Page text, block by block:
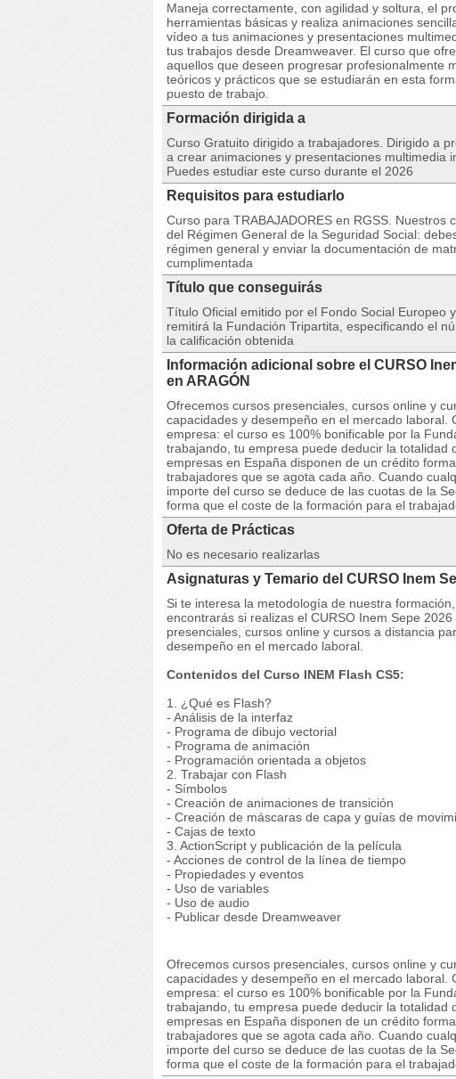
Maneja correctamente, con agilidad y soltura, el
herramientas básicas y realiza animaciones
vídeo a tus animaciones y presentaciones
tus trabajos desde Dreamweaver. El curso que
aquellos que deseen progresar profesionalmente
teóricos y prácticos que se estudiarán en esta
puesto de trabajo.
Formación dirigida a
Curso Gratuito dirigido a trabajadores. Dirigido a
a crear animaciones y presentaciones multimedia
Puedes estudiar este curso durante el 2026
Requisitos para estudiarlo
Curso para TRABAJADORES en RGSS.
del Régimen General de la Seguridad Social:
régimen general y enviar la documentación de
cumplimentada
Título que conseguirás
Título Oficial emitido por el Fondo Social Europeo
remitirá la Fundación Tripartita, especificando el
la calificación obtenida
Información adicional sobre el CURSO
en ARAGÓN
Ofrecemos cursos presenciales, cursos online y
capacidades y desempeño en el mercado
empresa: el curso es 100% bonificable por la
trabajando, tu empresa puede deducir la totalidad
empresas en España disponen de un crédito
trabajadores que se agota cada año. Cuando
importe del curso se deduce de las cuotas de la
forma que el coste de la formación para el
Oferta de Prácticas
No es necesario realizarlas
Asignaturas y Temario del CURSO Inem
Si te interesa la metodología de nuestra
encontrarás si realizas el CURSO Inem Sepe
presenciales, cursos online y cursos a distancia
desempeño en el mercado laboral.
Contenidos del Curso INEM Flash CS5:
1. ¿Qué es Flash?
- Análisis de la interfaz
- Programa de dibujo vectorial
- Programa de animación
- Programación orientada a objetos
2. Trabajar con Flash
- Símbolos
- Creación de animaciones de transición
- Creación de máscaras de capa y guías de
- Cajas de texto
3. ActionScript y publicación de la película
- Acciones de control de la línea de tiempo
- Propiedades y eventos
- Uso de variables
- Uso de audio
- Publicar desde Dreamweaver
Ofrecemos cursos presenciales, cursos online y
capacidades y desempeño en el mercado
empresa: el curso es 100% bonificable por la
trabajando, tu empresa puede deducir la totalidad
empresas en España disponen de un crédito
trabajadores que se agota cada año. Cuando
importe del curso se deduce de las cuotas de la
forma que el coste de la formación para el